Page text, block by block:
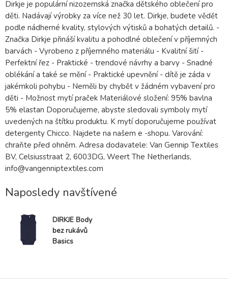
Dirkje je populární nizozemská značka dětského oblečení pro
děti. Nadávají výrobky za více než 30 let. Dirkje, budete vědět
podle nádherné kvality, stylových výtisků a bohatých detailů. -
Značka Dirkje přináší kvalitu a pohodlné oblečení v příjemných
barvách - Vyrobeno z příjemného materiálu - Kvalitní šití -
Perfektní řez - Praktické - trendové návrhy a barvy - Snadné
oblékání a také se mění - Praktické upevnění - dítě je záda v
jakémkoli pohybu - Neměli by chybět v žádném vybavení pro
děti - Možnost mytí praček Materiálové složení: 95% bavlna
5% elastan Doporučujeme, abyste sledovali symboly mytí
uvedených na štítku produktu. K mytí doporučujeme používat
detergenty Chicco. Najdete na našem e -shopu. Varování:
chraňte před ohněm. Adresa dodavatele: Van Gennip Textiles
BV, Celsiusstraat 2, 6003DG, Weert The Netherlands,
info@vangenniptextiles.com
Naposledy navštívené
DIRKJE Body
bez rukávů
Basics